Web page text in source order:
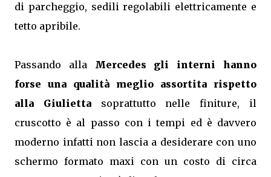
di parcheggio, sedili regolabili elettricamente e
tetto apribile.
Passando alla Mercedes gli interni hanno
forse una qualità meglio assortita rispetto
alla Giulietta soprattutto nelle finiture, il
cruscotto è al passo con i tempi ed è davvero
moderno infatti non lascia a desiderare con uno
schermo formato maxi con un costo di circa